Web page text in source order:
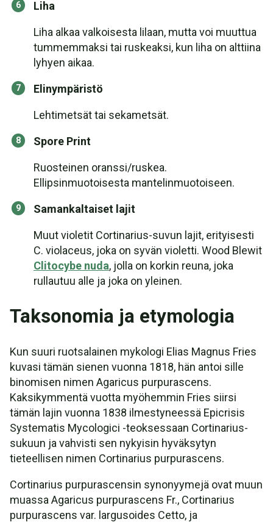
Liha
Liha alkaa valkoisesta lilaan, mutta voi muuttua
tummemmaksi tai ruskeaksi, kun liha on alttiina
lyhyen aikaa.
Elinympäristö
Lehtimetsät tai sekametsät.
Spore Print
Ruosteinen oranssi/ruskea.
Ellipsinmuotoisesta mantelinmuotoiseen.
Samankaltaiset lajit
Muut violetit Cortinarius-suvun lajit, erityisesti
C. violaceus, joka on syvän violetti. Wood Blewit
Clitocybe nuda, jolla on korkin reuna, joka
rullautuu alle ja joka on yleinen.
Taksonomia ja etymologia
Kun suuri ruotsalainen mykologi Elias Magnus Fries
kuvasi tämän sienen vuonna 1818, hän antoi sille
binomisen nimen Agaricus purpurascens.
Kaksikymmentä vuotta myöhemmin Fries siirsi
tämän lajin vuonna 1838 ilmestyneessä Epicrisis
Systematis Mycologici -teoksessaan Cortinarius-
sukuun ja vahvisti sen nykyisin hyväksytyn
tieteellisen nimen Cortinarius purpurascens.
Cortinarius purpurascensin synonyymejä ovat muun
muassa Agaricus purpurascens Fr., Cortinarius
purpurascens var. largusoides Cetto, ja